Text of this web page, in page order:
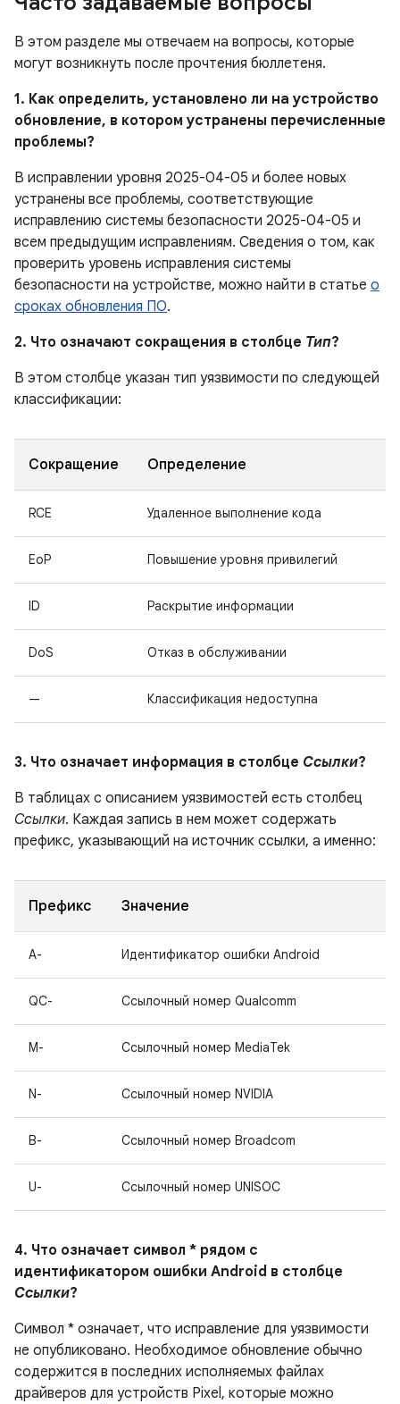
В этом разделе мы отвечаем на вопросы, которые
могут возникнуть после прочтения бюллетеня.
1. Как определить, установлено ли на устройство
обновление, в котором устранены перечисленные
проблемы?
В исправлении уровня 2025-04-05 и более новых
устранены все проблемы, соответствующие
исправлению системы безопасности 2025-04-05 и
всем предыдущим исправлениям. Сведения о том, как
проверить уровень исправления системы
безопасности на устройстве, можно найти в статье о
сроках обновления ПО.
2. Что означают сокращения в столбце Тип?
В этом столбце указан тип уязвимости по следующей
классификации:
Сокращение Определение
RCE Удаленное выполнение кода
EoP Повышение уровня привилегий
ID Раскрытие информации
DoS Отказ в обслуживании
— Классификация недоступна
3. Что означает информация в столбце Ссылки?
В таблицах с описанием уязвимостей есть столбец
Ссылки. Каждая запись в нем может содержать
префикс, указывающий на источник ссылки, а именно:
Префикс Значение
A- Идентификатор ошибки Android
QC- Ссылочный номер Qualcomm
M- Ссылочный номер MediaTek
N- Ссылочный номер NVIDIA
B- Ссылочный номер Broadcom
U- Ссылочный номер UNISOC
4. Что означает символ * рядом с
идентификатором ошибки Android в столбце
Ссылки?
Символ * означает, что исправление для уязвимости
не опубликовано. Необходимое обновление обычно
содержится в последних исполняемых файлах
драйверов для устройств Pixel, которые можно